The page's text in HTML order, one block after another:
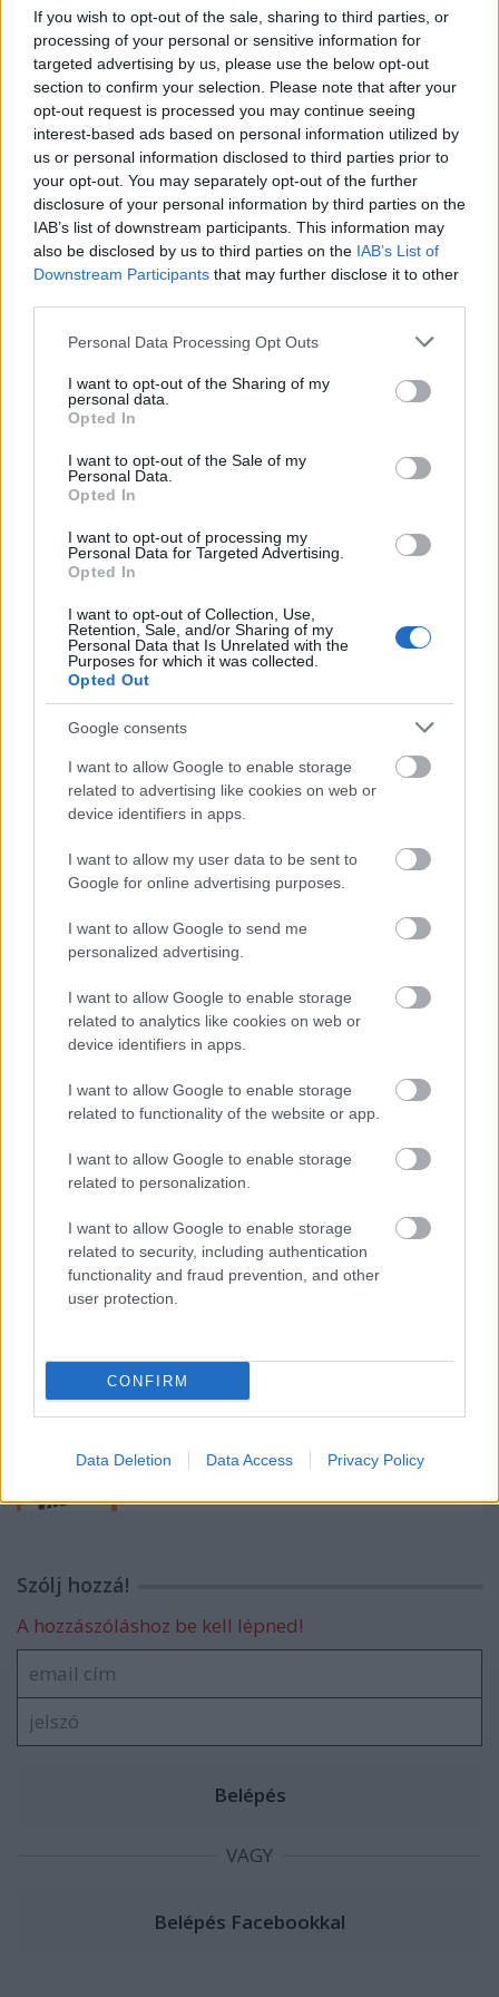
If you wish to opt-out of the sale, sharing to third parties, or
processing of your personal or sensitive information for
targeted advertising by us, please use the below opt-out
section to confirm your selection. Please note that after your
opt-out request is processed you may continue seeing
interest-based ads based on personal information utilized by
us or personal information disclosed to third parties prior to
your opt-out. You may separately opt-out of the further
disclosure of your personal information by third parties on the
IAB’s list of downstream participants. This information may
also be disclosed by us to third parties on the IAB’s List of
Downstream Participants that may further disclose it to other
Please note that this website/app uses one or more Google
not limited to your visit or usage behaviour. You may click to
grant or deny consent to Google and its third-party tags to
use your data for below specified purposes in below Google
consent section.
Personal Data Processing Opt Outs
I want to opt-out of the Sharing of my
personal data.
Opted In
I want to opt-out of the Sale of my
Personal Data.
Opted In
I want to opt-out of processing my
Personal Data for Targeted Advertising.
Opted In
I want to opt-out of Collection, Use,
Retention, Sale, and/or Sharing of my
Personal Data that Is Unrelated with the
Purposes for which it was collected.
Opted Out
Google consents
I want to allow Google to enable storage
related to advertising like cookies on web or
device identifiers in apps.
I want to allow my user data to be sent to
Google for online advertising purposes.
I want to allow Google to send me
personalized advertising.
I want to allow Google to enable storage
related to analytics like cookies on web or
device identifiers in apps.
I want to allow Google to enable storage
related to functionality of the website or app.
I want to allow Google to enable storage
related to personalization.
I want to allow Google to enable storage
related to security, including authentication
functionality and fraud prevention, and other
user protection.
CONFIRM
Data Deletion Data Access Privacy Policy
világtól való elszigetelődés, illetve a világ felé való
nyitás pszichológiai vetületének körbejárása.
Ami kétségtelenül hatalmas élmény a könyvben, az a
borzalmakkal és izgalmakkal teli, rettenetesen
feszült és intenzív, a múltban és a jelenben
párhuzamosan futó finálé, amely egy valóban
mesteri horrorisztikus csúcspontot jelent. Ha nem is
feltétlenül ez a világ legjobb horrorkötete, az biztos,
hogy ebben olvashatunk a világirodalom egyik
legsokkolóbb szüléséről.
Végezetül, hogy ejtsek pár szót a magyar kiadásról
is: Rusznyák Csaba - aki egyébként egy konkurens
- fordítása patentül hozza azt, ami a megfelelő
hangulathoz kell, a Fumax kiadó által gondozott
kiadás pedig kifejezetten igényesnek nevezhető.
Egy szó, mint száz, a Madarak a dobozban az utóbbi
idők egyik legfélelmetesebb és leghatékonyabban
sokkoló horrorkötete, amely bár nem tökéletes, de
mindenképpen méltó az őt övező hírnévre, és erősen
ajánlott olvasnivaló a sötétebb műfajok rajongói
számára. Csupán egy kérdés maradt... mikor jön
már a belőle készülő film?!
8,5/10
Címkék:horror posztapok Könyvkritika
Könyvajánló: Nelio Biedermann: Lázár
(2026)
Könyvajánló: Gyarmati-Paor Zoltán:
Arc/vonal (2026)
Könyvajánló: Aux Eliza: Aranytinta (Írósuli
2) (2026)
cseresznyevirág könyvesbolt (2025)
Könyvajánló: Richard Osman: Oltári
vagyon (2025)
Szólj hozzá!
A hozzászóláshoz be kell lépned!
VAGY